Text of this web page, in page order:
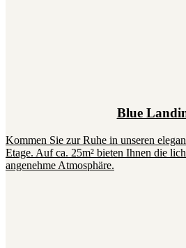
Blue
Kommen Sie zur Ruhe in unseren
Etage. Auf ca. 25m² bieten Ihnen die
angenehme Atmosphäre.